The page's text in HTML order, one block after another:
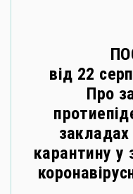
від 22
Про
закладах
карантину у